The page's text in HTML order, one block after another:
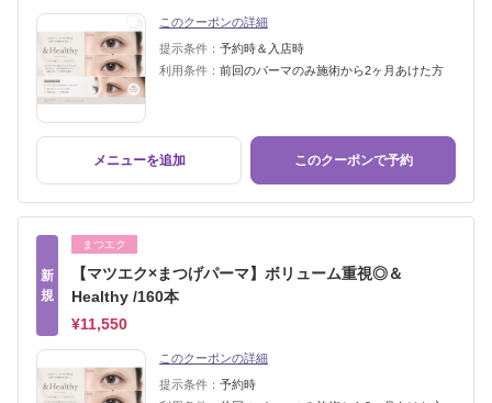
このクーポンの詳細
提示条件： 予約時＆入店時
利用条件： 前回のパーマのみ施術から2ヶ月あけた方
メニューを追加 このクーポンで予約
新
規
まつエク
【マツエク×まつげパーマ】ボリューム重視◎＆
Healthy /160本
¥11,550
このクーポンの詳細
提示条件： 予約時